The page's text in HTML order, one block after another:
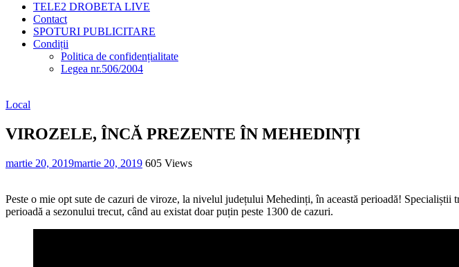
TELE2 DROBETA LIVE
Contact
SPOTURI PUBLICITARE
Condiții
Politica de confidențialitate
Legea nr.506/2004
Local
VIROZELE, ÎNCĂ PREZENTE ÎN MEHEDINȚI
martie 20, 2019martie 20, 2019 605 Views
Peste o mie opt sute de cazuri de viroze, la nivelul județului Mehedinți, în această perioadă!
perioadă a sezonului trecut, când au existat doar puțin peste 1300 de cazuri.